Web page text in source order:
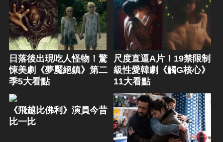
日落後出現吃人怪物！驚
悚美劇《夢魘絕鎮》第二
季5大看點
尺度直逼A片！19禁限制
級性愛韓劇《觸G核心》
11大看點
《飛越比佛利》演員今昔
比一比